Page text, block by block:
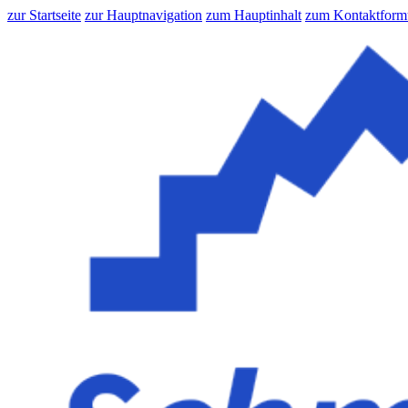
zur Startseite zur Hauptnavigation zum Hauptinhalt zum